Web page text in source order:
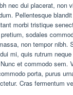
nec dui placerat, non
Pellentesque
morbi tristique
sodales
non tempor nibh.
mi, quis rutrum
et commodo sem.
porta, purus
Cras fermentum